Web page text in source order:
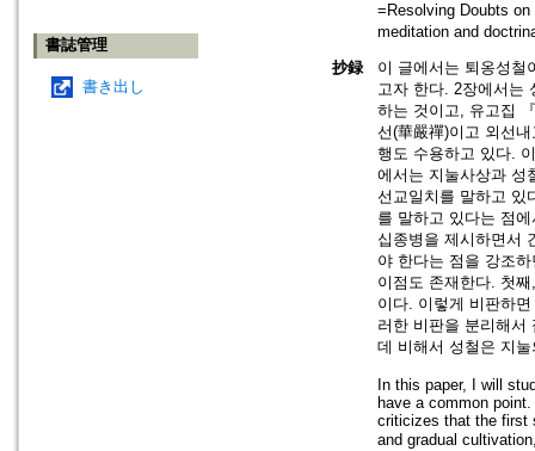
書誌管理
書き出し
=Resolving Doubts
meditation and
抄録
이 글에서는 퇴옹성철
고자 한다. 2장에서는
하는 것이고, 유고집
선(華嚴禪)이고 외선
행도 수용하고 있다.
에서는 지눌사상과 성
선교일치를 말하고 있
를 말하고 있다는 점
십종병을 제시하면서
야 한다는 점을 강조
이점도 존재한다. 첫
이다. 이렇게 비판하
러한 비판을 분리해서
데 비해서 성철은 지
In this paper, I will
have a common
criticizes that the first
and gradual